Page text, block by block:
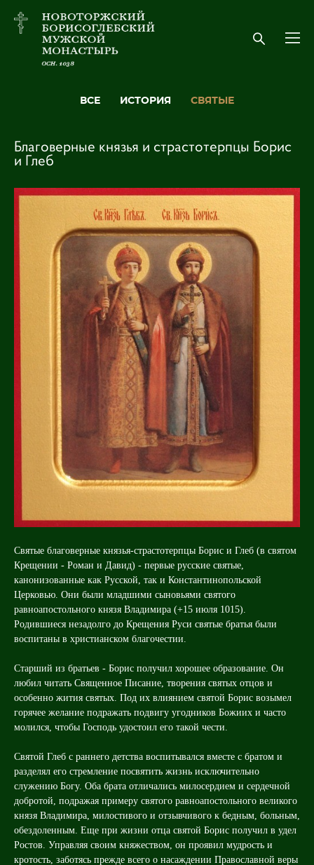
ВСЕ ИСТОРИЯ СВЯТЫЕ
Благоверные князья и страстотерпцы Борис
и Глеб
Святые благоверные князья-страстотерпцы Борис и Глеб (в святом
Крещении - Роман и Давид) - первые русские святые,
канонизованные как Русской, так и Константинопольской
Церковью. Они были младшими сыновьями святого
равноапостольного князя Владимира (+15 июля 1015).
Родившиеся незадолго до Крещения Руси святые братья были
воспитаны в христианском благочестии.
Старший из братьев - Борис получил хорошее образование. Он
любил читать Священное Писание, творения святых отцов и
особенно жития святых. Под их влиянием святой Борис возымел
горячее желание подражать подвигу угодников Божиих и часто
молился, чтобы Господь удостоил его такой чести.
Святой Глеб с раннего детства воспитывался вместе с братом и
разделял его стремление посвятить жизнь исключительно
служению Богу. Оба брата отличались милосердием и сердечной
добротой, подражая примеру святого равноапостольного великого
князя Владимира, милостивого и отзывчивого к бедным, больным,
обездоленным. Еще при жизни отца святой Борис получил в удел
Ростов. Управляя своим княжеством, он проявил мудрость и
кротость, заботясь прежде всего о насаждении Православной веры